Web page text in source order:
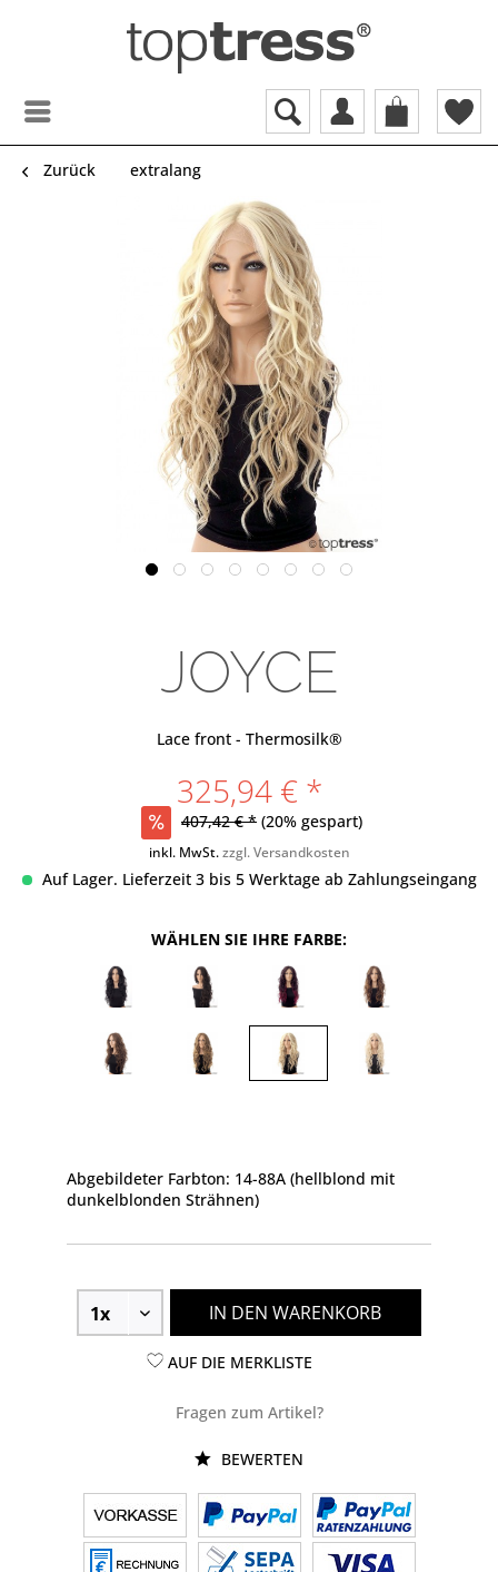
Zurück extralang
JOYCE
Lace front - Thermosilk®
325,94 € *
407,42 € * (20% gespart)
inkl. MwSt.zzgl. Versandkosten
Auf Lager. Lieferzeit 3 bis 5 Werktage ab Zahlungseingang
WÄHLEN SIE IHRE FARBE:
Abgebildeter Farbton: 14-88A (hellblond mit
dunkelblonden Strähnen)
IN DEN WARENKORB
AUF DIE MERKLISTE
Fragen zum Artikel?
BEWERTEN